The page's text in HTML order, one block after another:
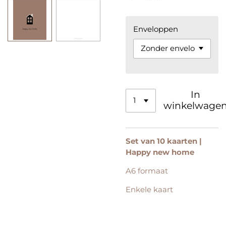
Enveloppen
In
Set van 10 kaarten |
Happy new home
A6 formaat
Enkele kaart